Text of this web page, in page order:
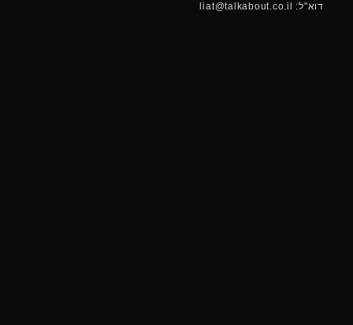
דוא"ל: liat@talkabout.co.il